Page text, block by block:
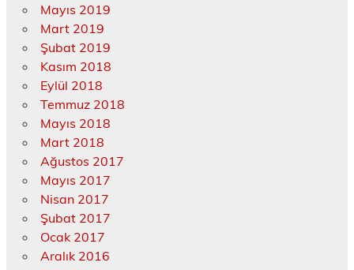
Mayıs 2019
Mart 2019
Şubat 2019
Kasım 2018
Eylül 2018
Temmuz 2018
Mayıs 2018
Mart 2018
Ağustos 2017
Mayıs 2017
Nisan 2017
Şubat 2017
Ocak 2017
Aralık 2016